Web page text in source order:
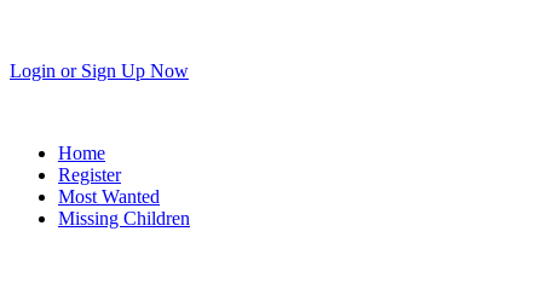
Login or Sign Up Now
Home
Register
Most Wanted
Missing Children